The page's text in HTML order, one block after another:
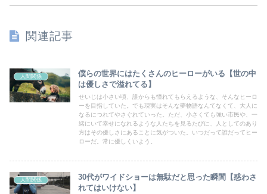
関連記事
人間関係
僕らの世界にはたくさんのヒーローがいる【世の中
は優しさで溢れてる】
せいじは小さい頃、誰からも憧れてもらえるような、そんなヒーロ
ーを目指していた。でも現実はそんな夢物語なんてなくて、大人に
なるにつれてやさぐれていった。ただ、小さくても強い市民や、一
緒にいて幸せになれるような人たちを見るたびに、人としてのあり
方はその優しさにあることに気がついた。いつだって誰だってヒー
ローだ。常に優しくいよう。
人間関係
30代がワイドショーは無駄だと思った瞬間【惑わさ
れてはいけない】